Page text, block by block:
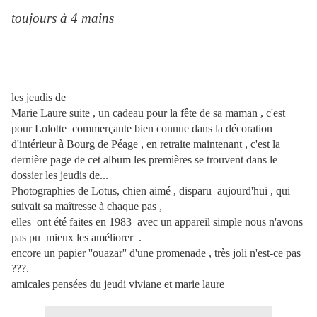
toujours à 4 mains
les jeudis de
Marie Laure suite , un cadeau pour la fête de sa maman , c'est
pour Lolotte commerçante bien connue dans la décoration
d'intérieur à Bourg de Péage , en retraite maintenant , c'est la
dernière page de cet album les premières se trouvent dans le
dossier les jeudis de...
Photographies de Lotus, chien aimé , disparu aujourd'hui , qui
suivait sa maîtresse à chaque pas ,
elles ont été faites en 1983 avec un appareil simple nous n'avons
pas pu mieux les améliorer .
encore un papier ''ouazar'' d'une promenade , très joli n'est-ce pas
???.
amicales pensées du jeudi viviane et marie laure